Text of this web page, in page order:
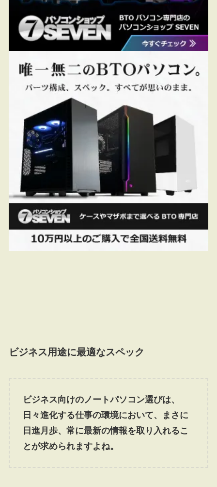
ビジネス用途に最適なスペック
ビジネス向けのノートパソコン選びは、
日々進化する仕事の環境において、まさに
日進月歩、常に最新の情報を取り入れるこ
とが求められますよね。